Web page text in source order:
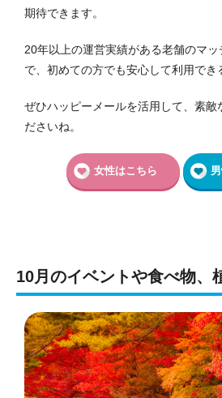
期待できます。
20年以上の運営実績がある老舗のマ
で、初めての方でも安心して利用でき
ぜひハッピーメールを活用して、素敵
ださいね。
女性はこちら
10月のイベントや食べ物、